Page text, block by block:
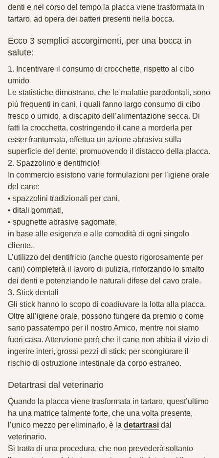
denti e nel corso del tempo la placca viene trasformata in
tartaro, ad opera dei batteri presenti nella bocca.
Ecco 3 semplici accorgimenti, per una bocca in
salute:
1. Incentivare il consumo di crocchette, rispetto al cibo
umido
Le statistiche dimostrano, che le malattie parodontali, sono
più frequenti in cani, i quali fanno largo consumo di cibo
fresco o umido, a discapito dell’alimentazione secca. Di
fatti la crocchetta, costringendo il cane a morderla per
esser frantumata, effettua un azione abrasiva sulla
superficie del dente, promuovendo il distacco della placca.
2. Spazzolino e dentifricio!
In commercio esistono varie formulazioni per l’igiene orale
del cane:
• spazzolini tradizionali per cani,
• ditali gommati,
• spugnette abrasive sagomate,
in base alle esigenze e alle comodità di ogni singolo
cliente.
L’utilizzo del dentifricio (anche questo rigorosamente per
cani) completerà il lavoro di pulizia, rinforzando lo smalto
dei denti e potenziando le naturali difese del cavo orale.
3. Stick dentali
Gli stick hanno lo scopo di coadiuvare la lotta alla placca.
Oltre all’igiene orale, possono fungere da premio o come
sano passatempo per il nostro Amico, mentre noi siamo
fuori casa. Attenzione però che il cane non abbia il vizio di
ingerire interi, grossi pezzi di stick; per scongiurare il
rischio di ostruzione intestinale da corpo estraneo.
Detartrasi dal veterinario
Quando la placca viene trasformata in tartaro, quest’ultimo
ha una matrice talmente forte, che una volta presente,
l’unico mezzo per eliminarlo, è la detartrasi dal
veterinario.
Si tratta di una procedura, che non prevederà soltanto